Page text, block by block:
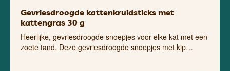
Gevriesdroogde kattenkruidsticks met
kattengras 30 g
Heerlijke, gevriesdroogde snoepjes voor elke kat met een
zoete tand. Deze gevriesdroogde snoepjes met kip…